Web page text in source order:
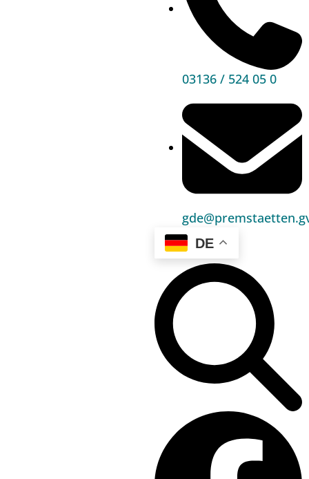
03136 / 524 05 0
DE
Berg- und Naturwacht
Hier klicken
Wasserschutzgemeinde
Hier klicken
Lärmschutzverordnung
Hier klicken